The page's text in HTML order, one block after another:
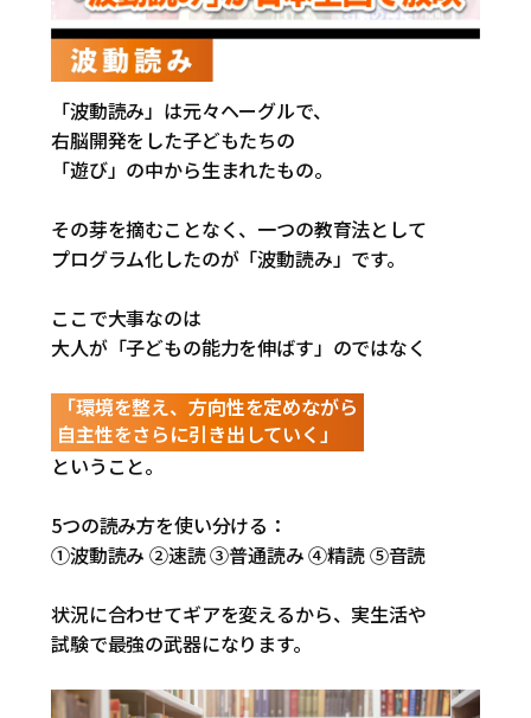
「波動読み」は元々ヘーグルで、
右脳開発をした子どもたちの
「遊び」の中から生まれたもの。
その芽を摘むことなく、一つの教育法として
プログラム化したのが「波動読み」です。
ここで大事なのは
大人が「子どもの能力を伸ばす」のではなく
「環境を整え、方向性を定めながら
自主性をさらに引き出していく」
ということ。
5つの読み方を使い分ける：
①波動読み ②速読 ③普通読み ④精読 ⑤音読
状況に合わせてギアを変えるから、実生活や
試験で最強の武器になります。